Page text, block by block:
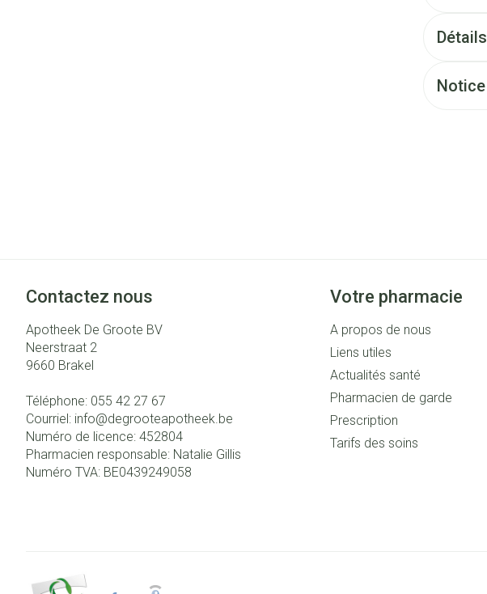
Détails
Notice
Contactez nous
Apotheek De Groote BV
Neerstraat 2
9660 Brakel
Téléphone: 055 42 27 67
Courriel: info@degrooteapotheek.be
Numéro de licence: 452804
Pharmacien responsable: Natalie Gillis
Numéro TVA: BE0439249058
Votre pharmacie
A propos de nous
Liens utiles
Actualités santé
Pharmacien de garde
Prescription
Tarifs des soins